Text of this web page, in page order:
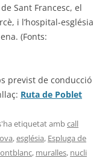
Sant Francesc, el
i l’hospital-església
(Fonts:
previst de conducció
Ruta de Poblet
etiquetat ambcall
,església, Espluga de
, muralles, nucli